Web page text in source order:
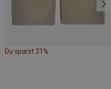
Du sparst 31%